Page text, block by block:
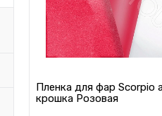
Пленка для фар Scorpio
крошка Розовая